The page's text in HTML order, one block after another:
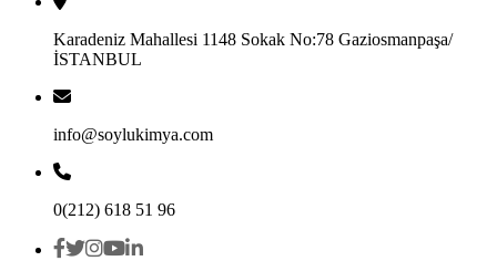
Karadeniz Mahallesi 1148 Sokak No:78 Gaziosmanpaşa/
İSTANBUL
info@soylukimya.com
0(212) 618 51 96